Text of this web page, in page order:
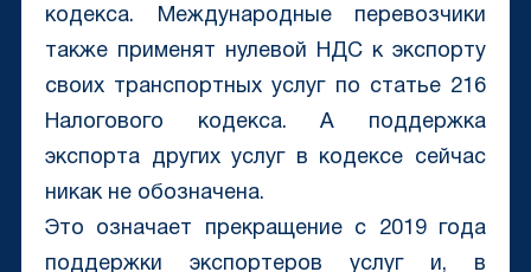
кодекса. Международные перевозчики
также применят нулевой НДС к экспорту
своих транспортных услуг по статье 216
Налогового кодекса. А поддержка
экспорта других услуг в кодексе сейчас
никак не обозначена.
Это означает прекращение с 2019 года
поддержки экспортеров услуг и, в